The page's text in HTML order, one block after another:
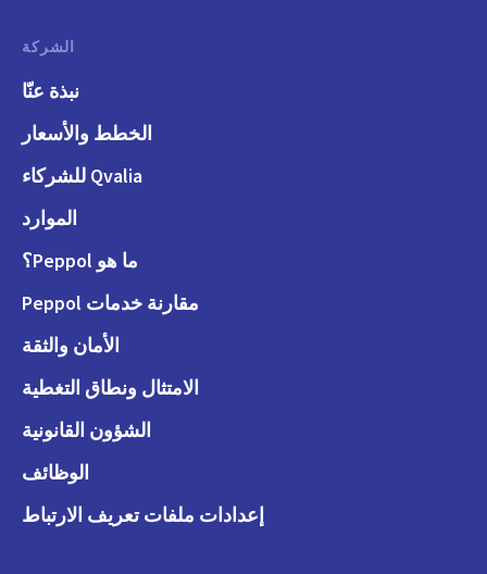
الشركة
نبذة عنّا
الخطط والأسعار
Qvalia للشركاء
الموارد
ما هو Peppol؟
مقارنة خدمات Peppol
الأمان والثقة
الامتثال ونطاق التغطية
الشؤون القانونية
الوظائف
إعدادات ملفات تعريف الارتباط